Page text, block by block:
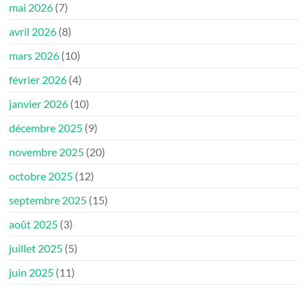
mai 2026 (7)
avril 2026 (8)
mars 2026 (10)
février 2026 (4)
janvier 2026 (10)
décembre 2025 (9)
novembre 2025 (20)
octobre 2025 (12)
septembre 2025 (15)
août 2025 (3)
juillet 2025 (5)
juin 2025 (11)